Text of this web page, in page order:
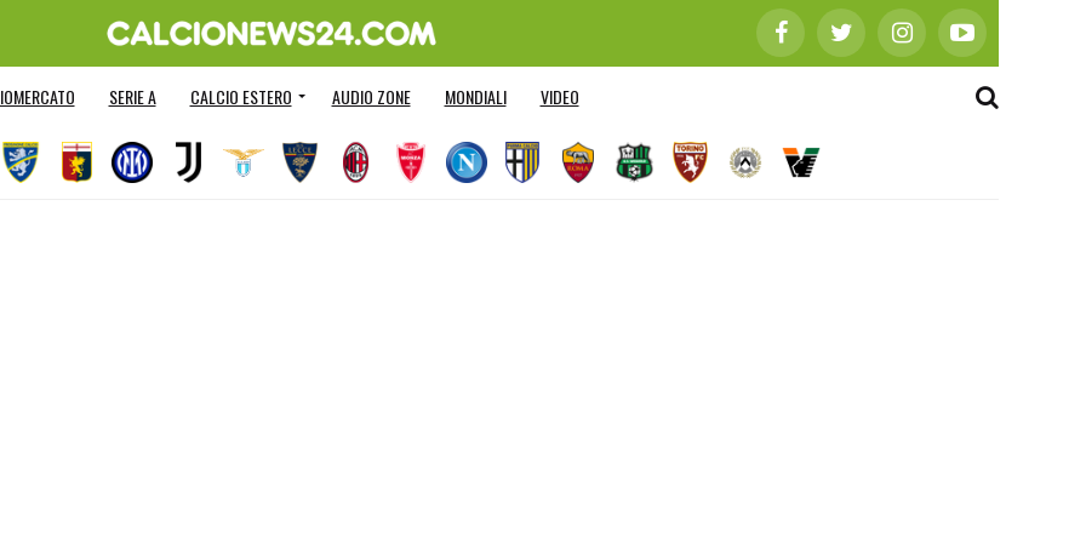
SERIE A CALCIO ESTERO AUDIO ZONE MONDIALI VIDEO